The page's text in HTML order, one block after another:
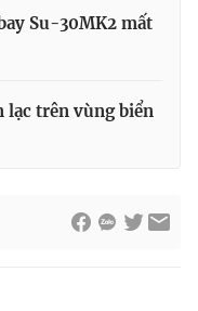
Su-30MK2 mất
lạc trên vùng biển